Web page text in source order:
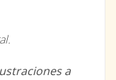
a